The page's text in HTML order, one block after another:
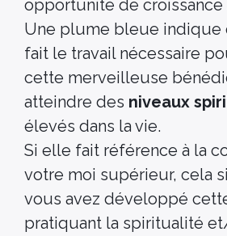
opportunité de
Une plume bleue indique
fait le travail nécessaire
cette merveilleuse
atteindre des niveaux
élevés dans la vie.
Si elle fait référence à la
votre moi supérieur, cela
vous avez développé
pratiquant la spiritualité